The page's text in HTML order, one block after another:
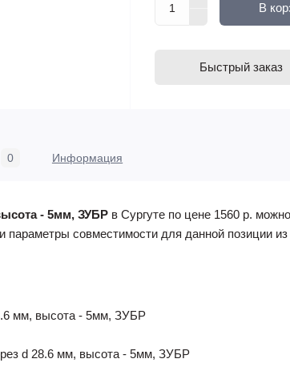
В
Быстрый заказ
0 Информация
- 5мм, ЗУБР в Сургуте по цене 1560 р.
параметры совместимости для данной позиции из
мм, высота - 5мм, ЗУБР
d 28.6 мм, высота - 5мм, ЗУБР